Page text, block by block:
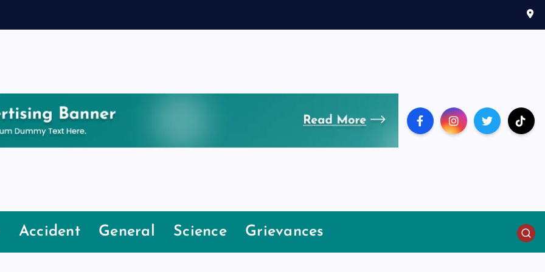
Accident General Science Grievances